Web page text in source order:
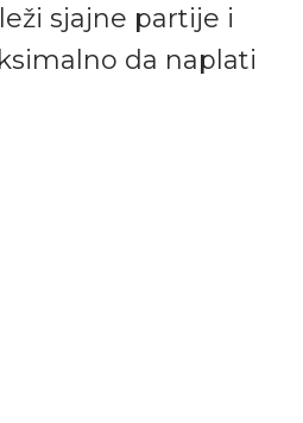
sjajne partije i
da naplati